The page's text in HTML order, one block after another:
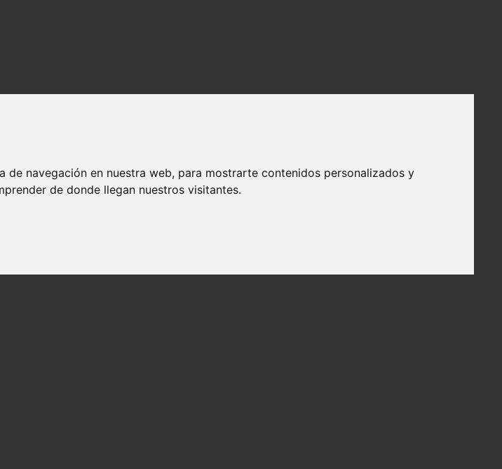
navegación en nuestra web, para mostrarte contenidos personalizados y
de donde llegan nuestros visitantes.